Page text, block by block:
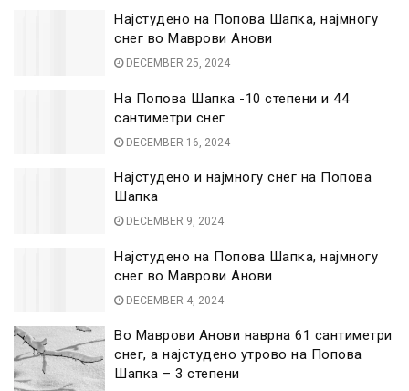
Најстудено на Попова Шапка, најмногу
снег во Маврови Анови
DECEMBER 25, 2024
На Попова Шапка -10 степени и 44
сантиметри снег
DECEMBER 16, 2024
Најстудено и најмногу снег на Попова
Шапка
DECEMBER 9, 2024
Најстудено на Попова Шапка, најмногу
снег во Маврови Анови
DECEMBER 4, 2024
Во Маврови Анови наврна 61 сантиметри
снег, а најстудено утрово на Попова
Шапка – 3 степени